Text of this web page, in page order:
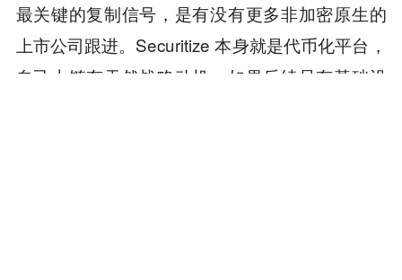
最关键的复制信号，是有没有更多非加密原生的
上市公司跟进。Securitize 本身就是代币化平台，
自己上链有天然战略动机。如果后续只有基础设